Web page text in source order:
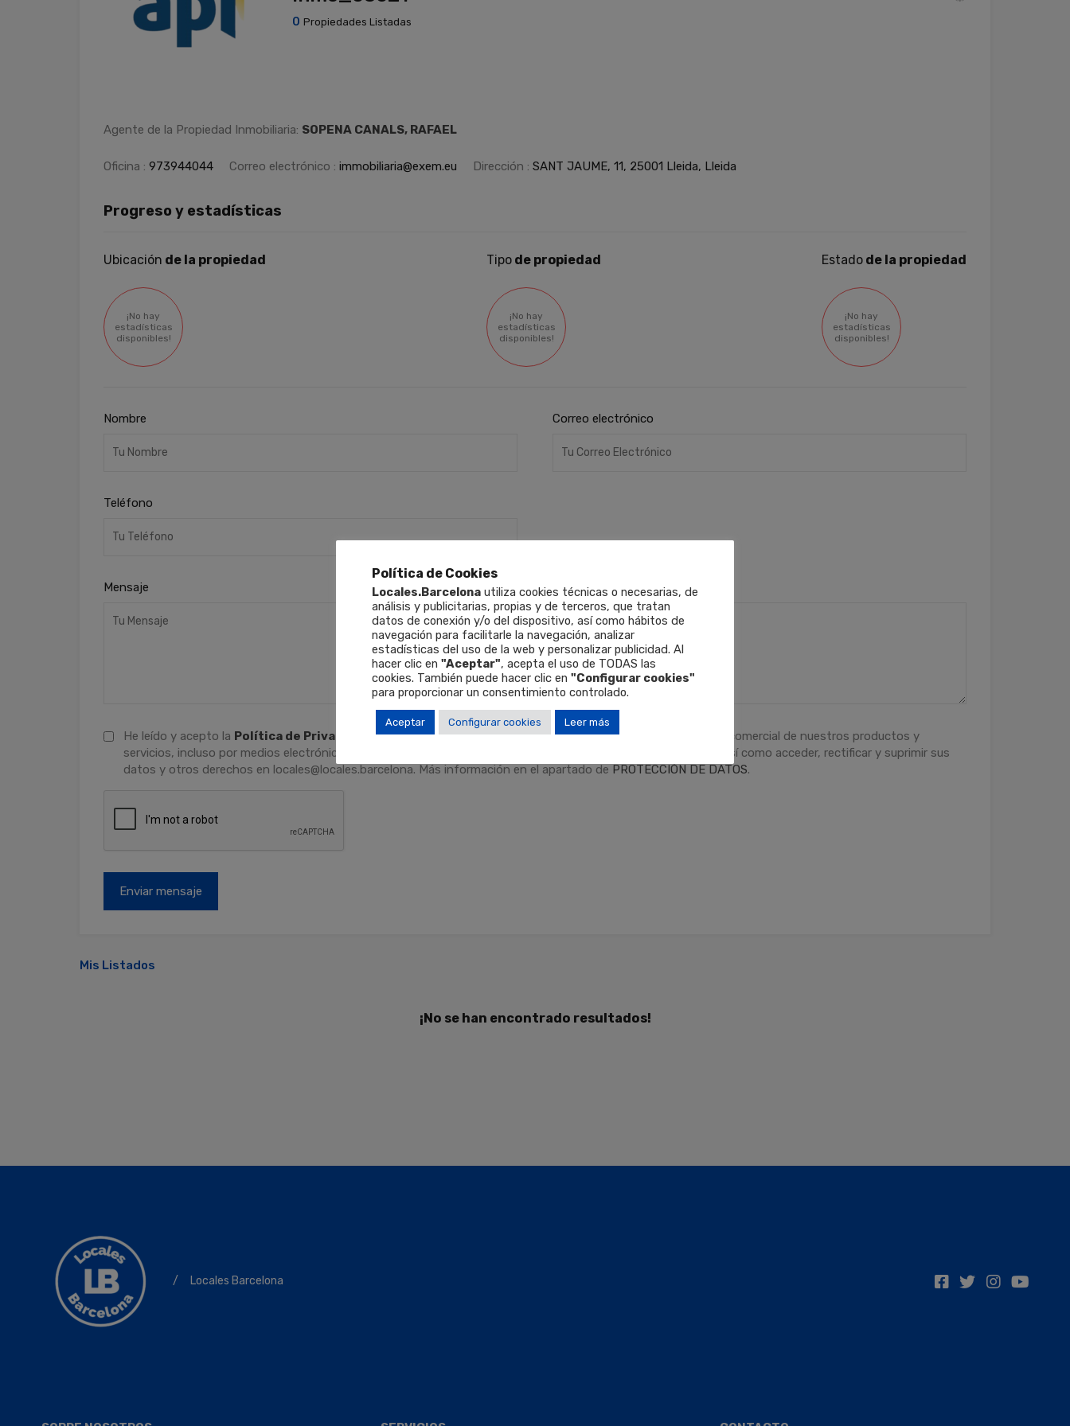
0 Propiedades Listadas
Agente de la Propiedad Inmobiliaria: SOPENA CANALS, RAFAEL
Oficina : 973944044 Correo electrónico : immobiliaria@exem.eu Dirección : SANT JAUME, 11, 25001 Lleida, Lleida
Progreso y estadísticas
Ubicación de la propiedad
¡No hay
estadísticas
disponibles!
Tipo de propiedad
¡No hay
estadísticas
disponibles!
Estado de la propiedad
¡No hay
estadísticas
disponibles!
Nombre Correo electrónico
Teléfono
Mensaje
He leído y acepto la Política de Privacidad Finalidades: Responder a sus solicitudes y remitirle información comercial de nuestros productos y
servicios, incluso por medios electrónicos.
: Puede retirar su consentimiento en cualquier momento, así como acceder, rectificar y suprimir sus
datos y otros derechos en locales@locales.barcelona. Más información en el apartado de PROTECCIÓN DE DATOS.
Mis Listados
¡No se han encontrado resultados!
/ Locales Barcelona
Política de Cookies
Locales.Barcelona utiliza cookies técnicas o necesarias, de
análisis y publicitarias, propias y de terceros, que tratan
datos de conexión y/o del dispositivo, así como hábitos de
navegación para facilitarle la navegación, analizar
estadísticas del uso de la web y personalizar publicidad. Al
hacer clic en "Aceptar", acepta el uso de TODAS las
cookies. También puede hacer clic en "Configurar cookies"
para proporcionar un consentimiento controlado.
Aceptar Configurar cookies Leer más